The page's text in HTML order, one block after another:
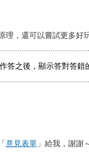
理，還可以嘗試更多好
答之後，顯示答對答錯
意見表單 」給我，謝謝